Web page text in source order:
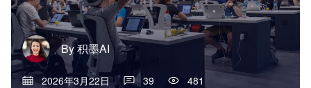
By积墨AI
2026年3月22日 39 481